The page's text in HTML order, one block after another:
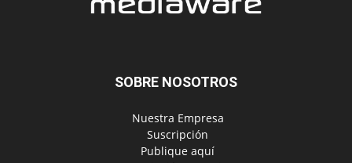
SOBRE NOSOTROS
‎ Nuestra Empresa
‎ Suscripción
‎ Publique aquí